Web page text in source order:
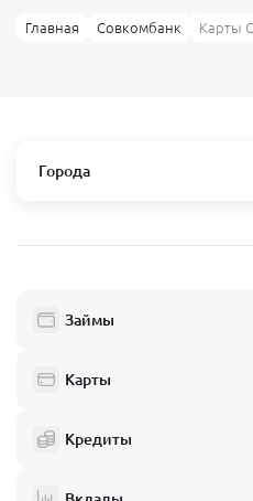
Главная Совкомбанк Карты
Города
Агрыз
Алейск
Алексин
Арамиль
Займы
Карты
Кредиты